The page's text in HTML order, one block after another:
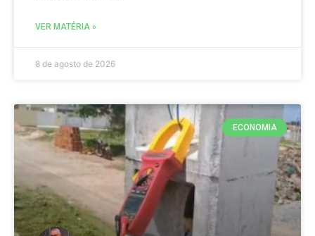
VER MATÉRIA »
8 de agosto de 2026
ECONOMIA